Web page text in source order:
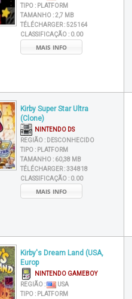
TIPO : PLATFORM
TAMANHO :2,7 MB
TÉLÉCHARGER :525164
CLASSIFICAÇÃO : 0.00
MAIS INFO
Kirby Super Star Ultra
(Clone)
NINTENDO DS
REGIÃO : DESCONHECIDO
TIPO : PLATFORM
TAMANHO : 60,38 MB
TÉLÉCHARGER :334818
CLASSIFICAÇÃO : 0.00
MAIS INFO
Kirby's Dream Land (USA,
Europ
NINTENDO GAMEBOY
REGIÃO :
USA
TIPO : PLATFORM